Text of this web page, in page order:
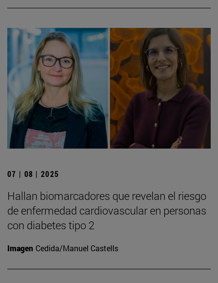
07 | 08 | 2025
Hallan biomarcadores que revelan el riesgo
de enfermedad cardiovascular en personas
con diabetes tipo 2
Imagen Cedida/Manuel Castells